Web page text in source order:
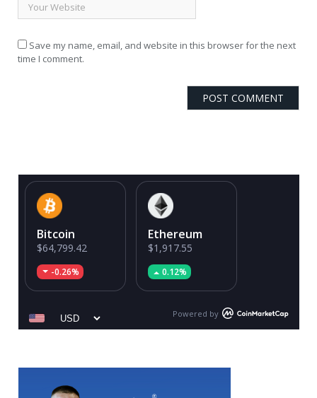
Save my name, email, and website in this browser for the next
time I comment.
Bitcoin
$64,799.42
-0.26%
Ethereum
$1,917.55
0.12%
Powered by